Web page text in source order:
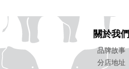
關於我們
品牌故事
分店地址